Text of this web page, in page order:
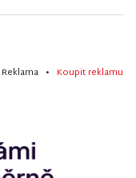
Reklama • Koupit reklamu